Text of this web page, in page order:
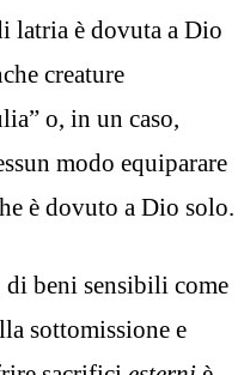
latria è dovuta a Dio
creature
o, in un caso,
modo equiparare
è dovuto a Dio solo.
beni sensibili come
sottomissione e